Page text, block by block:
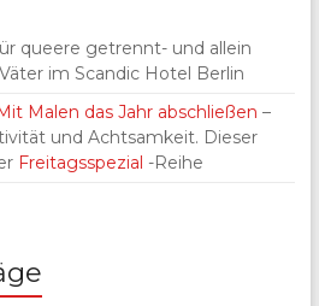
queere getrennt- und allein
im Scandic Hotel Berlin
Malen das Jahr abschließen –
und Achtsamkeit. Dieser
Freitagsspezial -Reihe